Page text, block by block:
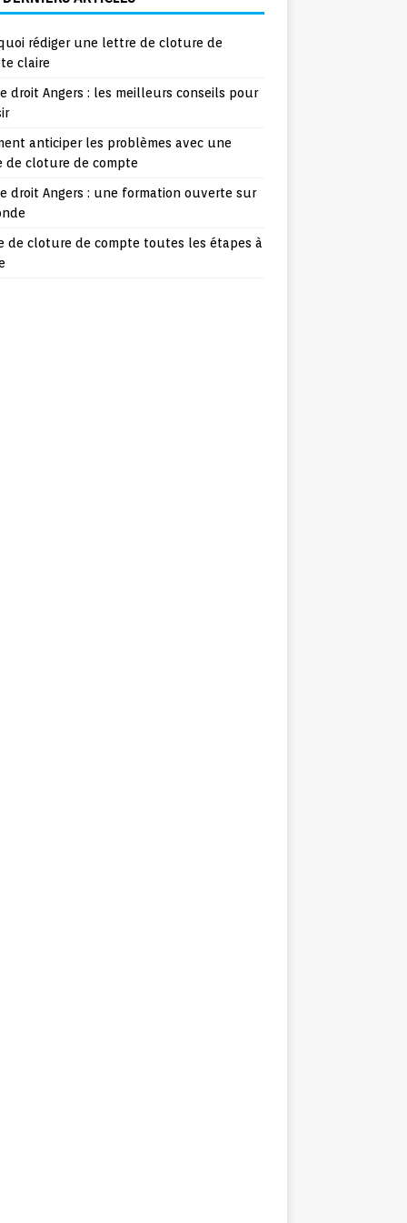
rédiger une lettre de cloture de
claire
droit Angers : les meilleurs conseils pour
anticiper les problèmes avec une
de cloture de compte
droit Angers : une formation ouverte sur
de cloture de compte toutes les étapes à